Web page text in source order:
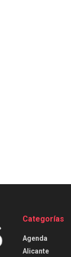
Categorías
Agenda
Alicante